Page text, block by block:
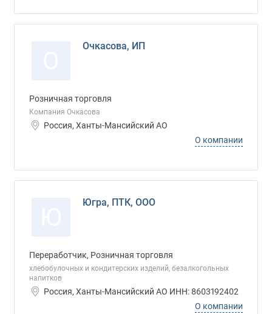
Очкасова, ИП
Розничная торговля
Компания Очкасова
Россия, Ханты-Мансийский АО
О компании
Югра, ПТК, ООО
Переработчик, Розничная торговля
хлебобулочных и кондитерских изделий, безалкогольных
напитков
Россия, Ханты-Мансийский АО ИНН: 8603192402
О компании